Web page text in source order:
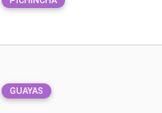
GUAYAS